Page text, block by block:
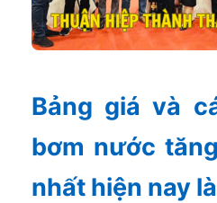
Bảng giá và
bơm nước
nhất hiện nay